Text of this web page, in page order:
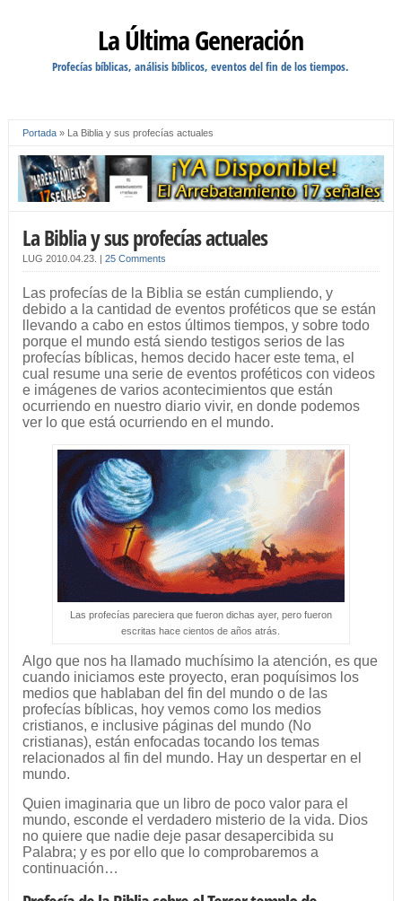
La Última Generación
Profecías bíblicas, análisis bíblicos, eventos del fin de los tiempos.
Portada» La Biblia y sus profecías actuales
La Biblia y sus profecías actuales
LUG 2010.04.23. 25 Comments
Las profecías de la Biblia se están cumpliendo, y
debido a la cantidad de eventos proféticos que se están
llevando a cabo en estos últimos tiempos, y sobre todo
porque el mundo está siendo testigos serios de las
profecías bíblicas, hemos decido hacer este tema, el
cual resume una serie de eventos proféticos con videos
e imágenes de varios acontecimientos que están
ocurriendo en nuestro diario vivir, en donde podemos
ver lo que está ocurriendo en el mundo.
Las profecías pareciera que fueron dichas ayer, pero fueron
escritas hace cientos de años atrás.
Algo que nos ha llamado muchísimo la atención, es que
cuando iniciamos este proyecto, eran poquísimos los
medios que hablaban del fin del mundo o de las
profecías bíblicas, hoy vemos como los medios
cristianos, e inclusive páginas del mundo (No
cristianas), están enfocadas tocando los temas
relacionados al fin del mundo. Hay un despertar en el
mundo.
Quien imaginaria que un libro de poco valor para el
mundo, esconde el verdadero misterio de la vida. Dios
no quiere que nadie deje pasar desapercibida su
Palabra; y es por ello que lo comprobaremos a
continuación…